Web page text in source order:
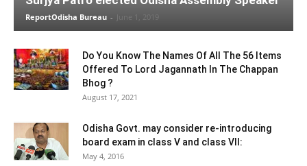
ReportOdisha Bureau - June 1, 2019
Do You Know The Names Of All The 56 Items
Offered To Lord Jagannath In The Chappan
Bhog ?
August 17, 2021
Odisha Govt. may consider re-introducing
board exam in class V and class VII:
May 4, 2016